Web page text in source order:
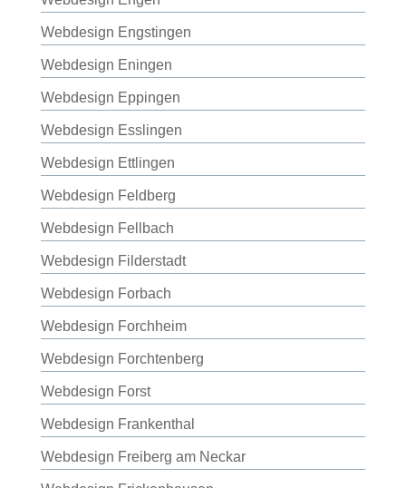
Webdesign Engstingen
Webdesign Eningen
Webdesign Eppingen
Webdesign Esslingen
Webdesign Ettlingen
Webdesign Feldberg
Webdesign Fellbach
Webdesign Filderstadt
Webdesign Forbach
Webdesign Forchheim
Webdesign Forchtenberg
Webdesign Forst
Webdesign Frankenthal
Webdesign Freiberg am Neckar